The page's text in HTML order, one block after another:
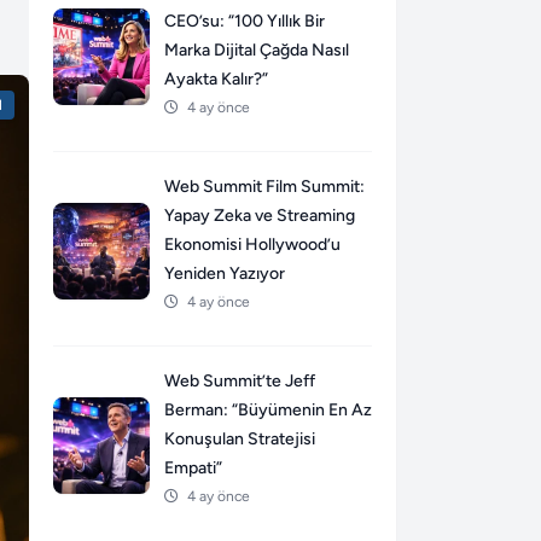
CEO’su: “100 Yıllık Bir
Marka Dijital Çağda Nasıl
Ayakta Kalır?”
4 ay önce
Web Summit Film Summit:
Yapay Zeka ve Streaming
Ekonomisi Hollywood’u
Yeniden Yazıyor
4 ay önce
Web Summit’te Jeff
Berman: “Büyümenin En Az
Konuşulan Stratejisi
Empati”
4 ay önce